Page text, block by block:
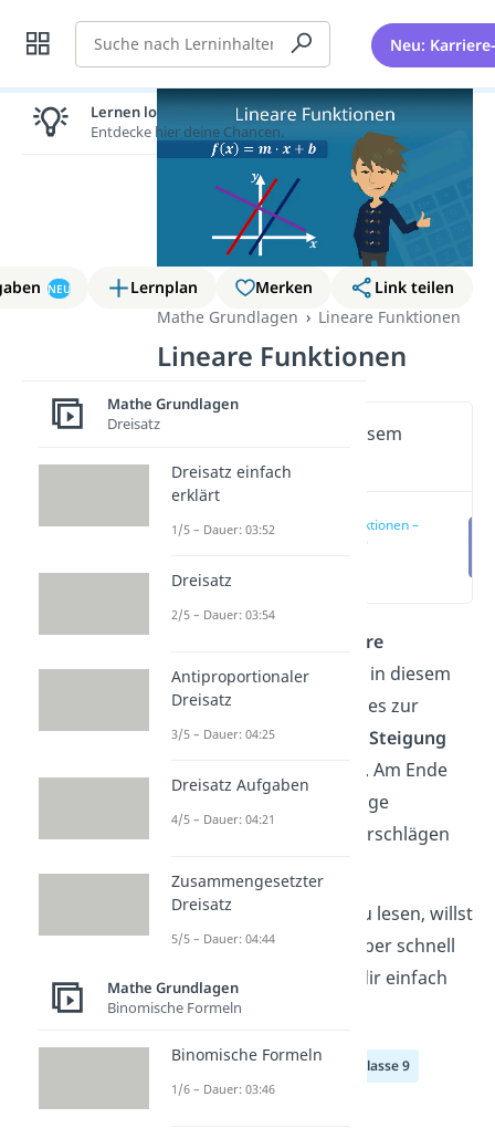
Suche Neu:
NEU Lernplan Merken
Link teilen
Mathe Grundlagen
Lineare Funktionen
Lineare Funktionen
Wichtige Inhalte in diesem
Video
Lineare Funktionen –
Was ist das?
Lineare
Funktionenwissen? Hier in diesem
Artikel erklären wir dir alles zur
Funktionsgleichung
Steigung
. Am Ende
des Textes findest du einige
Aufgaben
mit Lösungsvorschlägen
Statt einen langen Text zu lesen, willst
du lineare Funktionen lieber schnell
verstehen? Dann schau dir einfach
diesesVideo
Klasse 7 Klasse 8 Klasse 9
Lernen lohnt sich!
Entdecke hier deine Chancen.
Mathe Grundlagen
Dreisatz
Dreisatz einfach
erklärt
1/5 – Dauer: 03:52
Dreisatz
2/5 – Dauer: 03:54
Antiproportionaler
Dreisatz
3/5 – Dauer: 04:25
Dreisatz Aufgaben
4/5 – Dauer: 04:21
Zusammengesetzter
Dreisatz
5/5 – Dauer: 04:44
Mathe Grundlagen
Binomische Formeln
Binomische Formeln
1/6 – Dauer: 03:46